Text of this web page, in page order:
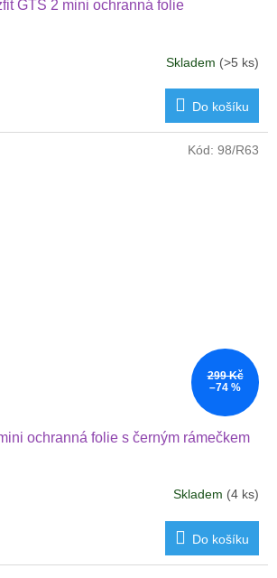
GTS 2 mini ochranná folie
Skladem (>5 ks)
Do košíku
299 Kč
–74 %
ochranná folie s černým rámečkem
Skladem (4 ks)
Do košíku
Kód: 98/R63